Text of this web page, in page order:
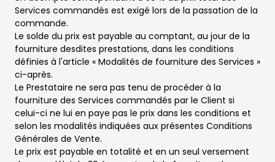
Services commandés est exigé lors de la passation de la
commande.
Le solde du prix est payable au comptant, au jour de la
fourniture desdites prestations, dans les conditions
définies à l'article « Modalités de fourniture des Services »
ci-après.
Le Prestataire ne sera pas tenu de procéder à la
fourniture des Services commandés par le Client si
celui-ci ne lui en paye pas le prix dans les conditions et
selon les modalités indiquées aux présentes Conditions
Générales de Vente.
Le prix est payable en totalité et en un seul versement